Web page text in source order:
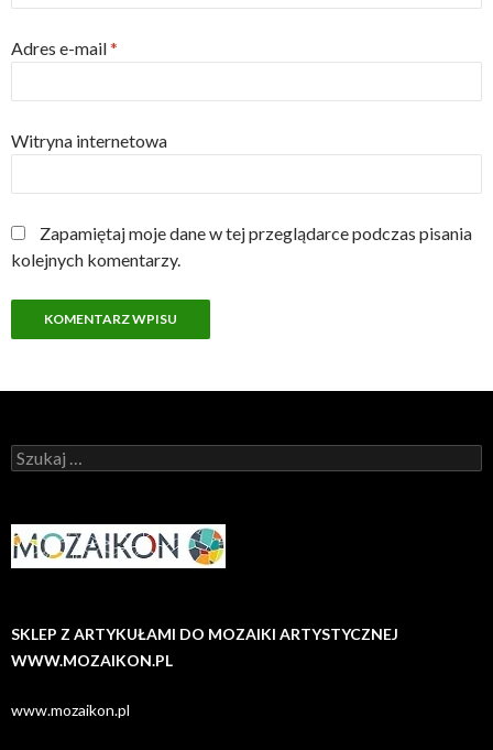
Adres e-mail*
Witryna internetowa
Zapamiętaj moje dane w tej przeglądarce podczas pisania
kolejnych komentarzy.
Szukaj:
SKLEP Z ARTYKUŁAMI DO MOZAIKI ARTYSTYCZNEJ
WWW.MOZAIKON.PL
www.mozaikon.pl